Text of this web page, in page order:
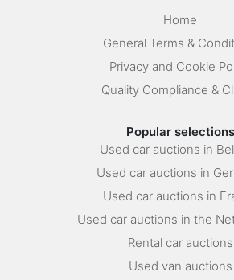
Home
General Terms &
Privacy and Cookie
Quality Compliance &
Popular selections
Used car auctions in
Used car auctions in
Used car auctions in
Used car auctions in the
Rental car auctions
Used van auctions